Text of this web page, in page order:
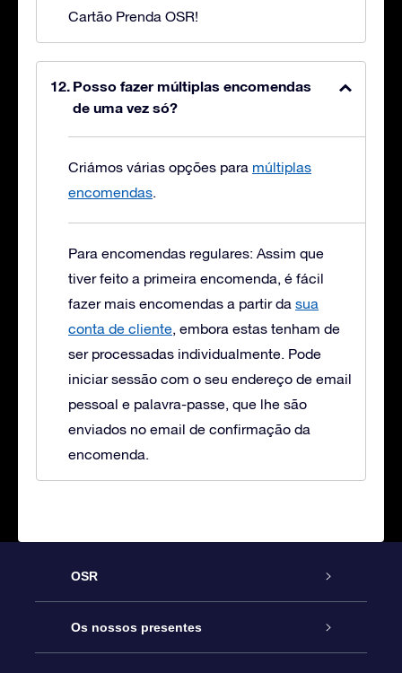
Cartão Prenda OSR!
Posso fazer múltiplas encomendas
de uma vez só?
Criámos várias opções para múltiplas
encomendas.
Para encomendas regulares: Assim que
tiver feito a primeira encomenda, é fácil
fazer mais encomendas a partir da sua
conta de cliente, embora estas tenham de
ser processadas individualmente. Pode
iniciar sessão com o seu endereço de email
pessoal e palavra-passe, que lhe são
enviados no email de confirmação da
encomenda.
OSR
Serviço
Os nossos presentes